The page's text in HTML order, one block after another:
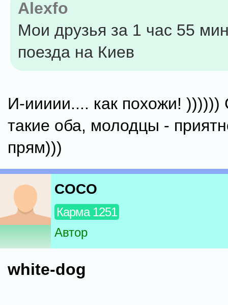
Alexfo
Мои друзья за 1 час 55
поезда на Киев
И-иииии.... как похожи! ))))))
такие оба, молодцы -
прям)))
COCO
Карма 1251
Автор
white-dog